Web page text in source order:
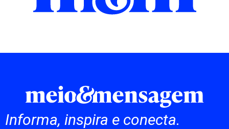
Informa, inspira e conecta.